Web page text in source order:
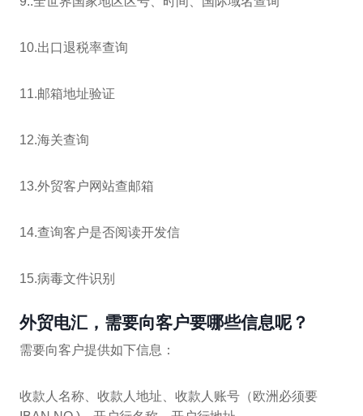
10.出口退税率查询
11.邮箱地址验证
12.海关查询
13.外贸客户网站查邮箱
14.查询客户是否阅读开发信
15.病毒文件识别
外贸电汇，需要向客户要哪些信息呢？
需要向客户提供如下信息：
收款人名称、收款人地址、收款人账号（欧洲必须要